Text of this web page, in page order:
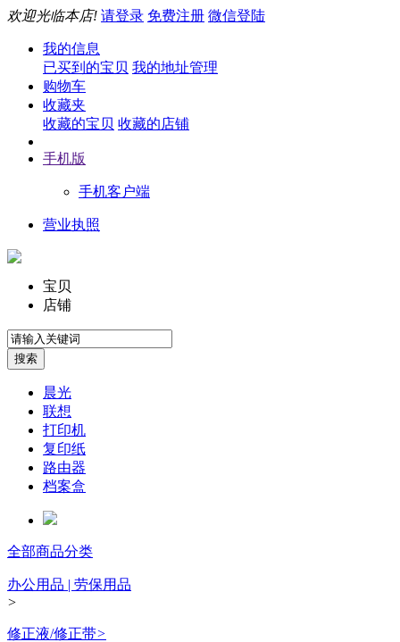
欢迎光临本店! 请登录 免费注册 微信登陆
我的信息
已买到的宝贝 我的地址管理
购物车
收藏夹
收藏的宝贝 收藏的店铺
手机版
手机客户端
营业执照
宝贝
店铺
晨光
联想
打印机
复印纸
路由器
档案盒
全部商品分类
办公用品 | 劳保用品
>
修正液/修正带>